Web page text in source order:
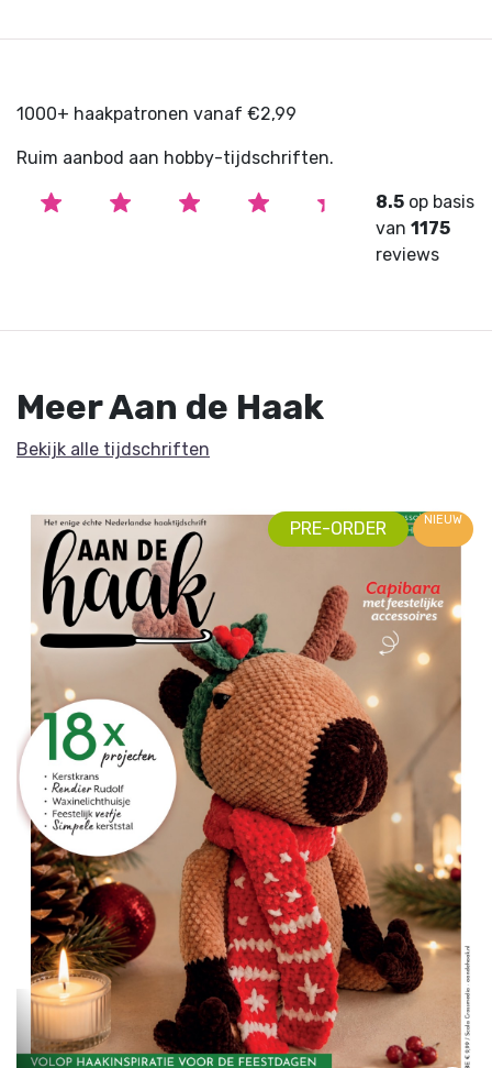
1000+ haakpatronen vanaf €2,99
Ruim aanbod aan hobby-tijdschriften.
8.5 op basis
van1175
reviews
Meer Aan de Haak
Bekijk alle tijdschriften
PRE-ORDER NIEUW